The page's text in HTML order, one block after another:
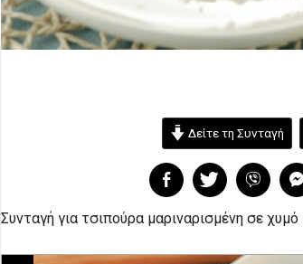
Δείτε τη Συνταγή
Συνταγή για τσιπούρα μαριναρισμένη σε χυμό